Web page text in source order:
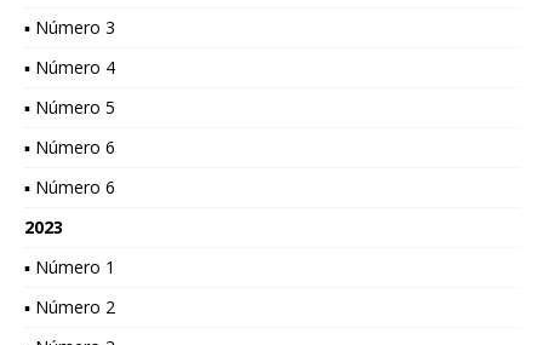
▪ Número 3
▪ Número 4
▪ Número 5
▪ Número 6
▪ Número 6
2023
▪ Número 1
▪ Número 2